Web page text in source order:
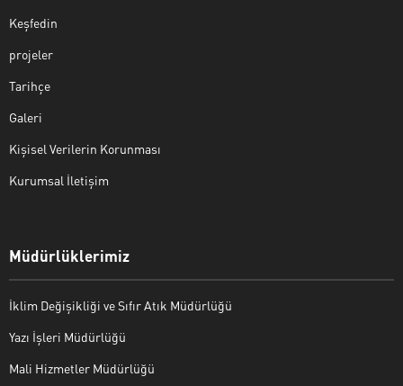
Keşfedin
projeler
Tarihçe
Galeri
Kişisel Verilerin Korunması
Kurumsal İletişim
Müdürlüklerimiz
İklim Değişikliği ve Sıfır Atık Müdürlüğü
Yazı İşleri Müdürlüğü
Mali Hizmetler Müdürlüğü